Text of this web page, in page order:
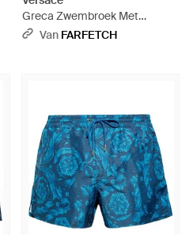
Greca Zwembroek Met
Trekkoord - Zwart
Van FARFETCH